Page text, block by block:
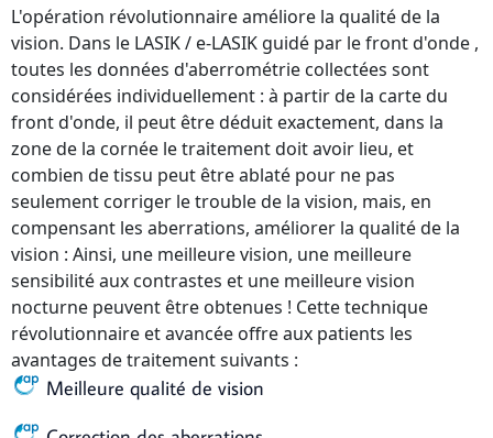
L'opération révolutionnaire améliore la qualité de la
vision. Dans le LASIK / e-LASIK guidé par le front d'onde ,
toutes les données d'aberrométrie collectées sont
considérées individuellement : à partir de la carte du
front d'onde, il peut être déduit exactement, dans la
zone de la cornée le traitement doit avoir lieu, et
combien de tissu peut être ablaté pour ne pas
seulement corriger le trouble de la vision, mais, en
compensant les aberrations, améliorer la qualité de la
vision : Ainsi, une meilleure vision, une meilleure
sensibilité aux contrastes et une meilleure vision
nocturne peuvent être obtenues ! Cette technique
révolutionnaire et avancée offre aux patients les
avantages de traitement suivants :
Meilleure qualité de vision